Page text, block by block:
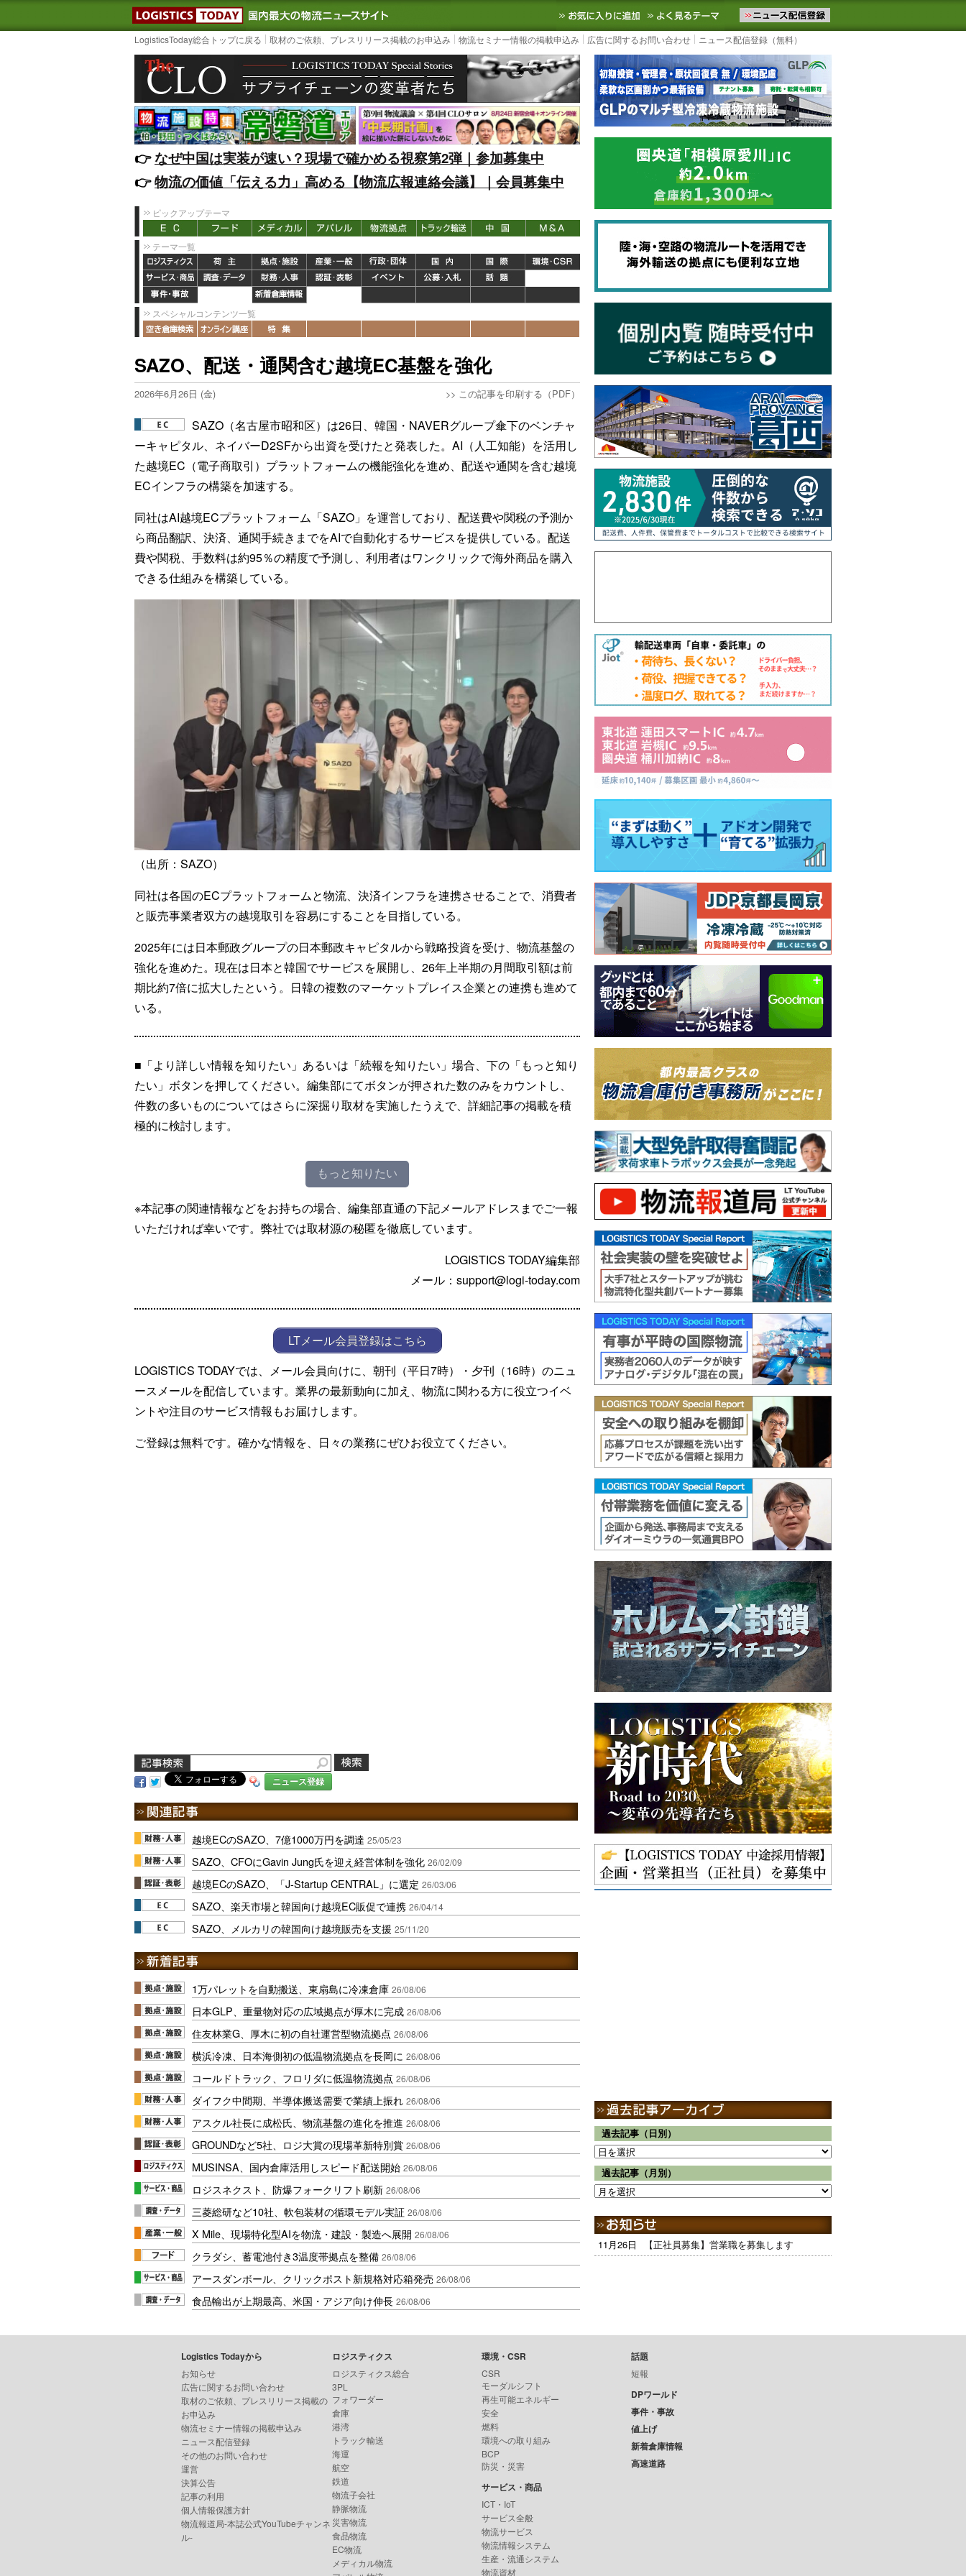
LOGISTICS TODAY｜国内最大の物流ニュースサイト3PL, SCMなど国内外の最新の物流ニュースをお届けします。物流ニュースメール配信を登録す
お気に入りに追加 よく見るテーマ
LogisticsToday総合トップに戻る 取材のご依頼、プレスリリース掲載のお申込み 物流セミナー情報の掲載申込み 広告に関するお問い合わせ ニュース配信登録（無料）
👉️なぜ中国は実装が速い？現場で確かめる視察第2弾｜参加募集中
👉️物流の価値「伝える力」高める【物流広報連絡会議】｜会員募集中
ピックアップテーマ
テーマ一覧
スペシャルコンテンツ一覧
SAZO、配送・通関含む越境EC基盤を強化
2026年6月26日 (金) >> この記事を印刷する（PDF）
SAZO（名古屋市昭和区）は26日、韓国・NAVERグループ傘下のベンチャ
ーキャピタル、ネイバーD2SFから出資を受けたと発表した。AI（人工知能）を活用し
た越境EC（電子商取引）プラットフォームの機能強化を進め、配送や通関を含む越境
ECインフラの構築を加速する。
同社はAI越境ECプラットフォーム「SAZO」を運営しており、配送費や関税の予測か
ら商品翻訳、決済、通関手続きまでをAIで自動化するサービスを提供している。配送
費や関税、手数料は約95％の精度で予測し、利用者はワンクリックで海外商品を購入
できる仕組みを構築している。
（出所：SAZO）
同社は各国のECプラットフォームと物流、決済インフラを連携させることで、消費者
と販売事業者双方の越境取引を容易にすることを目指している。
2025年には日本郵政グループの日本郵政キャピタルから戦略投資を受け、物流基盤の
強化を進めた。現在は日本と韓国でサービスを展開し、26年上半期の月間取引額は前
期比約7倍に拡大したという。日韓の複数のマーケットプレイス企業との連携も進めて
いる。
■「より詳しい情報を知りたい」あるいは「続報を知りたい」場合、下の「もっと知り
たい」ボタンを押してください。編集部にてボタンが押された数のみをカウントし、
件数の多いものについてはさらに深掘り取材を実施したうえで、詳細記事の掲載を積
極的に検討します。
もっと知りたい
※本記事の関連情報などをお持ちの場合、編集部直通の下記メールアドレスまでご一報
いただければ幸いです。弊社では取材源の秘匿を徹底しています。
LOGISTICS TODAY編集部
メール：support@logi-today.com
LTメール会員登録はこちら
LOGISTICS TODAYでは、メール会員向けに、朝刊（平日7時）・夕刊（16時）のニュ
ースメールを配信しています。業界の最新動向に加え、物流に関わる方に役立つイベ
ントや注目のサービス情報もお届けします。
ご登録は無料です。確かな情報を、日々の業務にぜひお役立てください。
ニュース登録
越境ECのSAZO、7億1000万円を調達 25/05/23
SAZO、CFOにGavin Jung氏を迎え経営体制を強化 26/02/09
越境ECのSAZO、「J-Startup CENTRAL」に選定 26/03/06
SAZO、楽天市場と韓国向け越境EC販促で連携 26/04/14
SAZO、メルカリの韓国向け越境販売を支援 25/11/20
1万パレットを自動搬送、東扇島に冷凍倉庫 26/08/06
日本GLP、重量物対応の広域拠点が厚木に完成 26/08/06
住友林業G、厚木に初の自社運営型物流拠点 26/08/06
横浜冷凍、日本海側初の低温物流拠点を長岡に 26/08/06
コールドトラック、フロリダに低温物流拠点 26/08/06
ダイフク中間期、半導体搬送需要で業績上振れ 26/08/06
アスクル社長に成松氏、物流基盤の進化を推進 26/08/06
GROUNDなど5社、ロジ大賞の現場革新特別賞 26/08/06
MUSINSA、国内倉庫活用しスピード配送開始 26/08/06
ロジスネクスト、防爆フォークリフト刷新 26/08/06
三菱総研など10社、軟包装材の循環モデル実証 26/08/06
X Mile、現場特化型AIを物流・建設・製造へ展開 26/08/06
クラダシ、蓄電池付き3温度帯拠点を整備 26/08/06
アースダンボール、クリックポスト新規格対応箱発売 26/08/06
食品輸出が上期最高、米国・アジア向け伸長 26/08/06
過去記事（日別）
過去記事（月別）
11月26日 【正社員募集】営業職を募集します
Logistics Todayから
お知らせ
広告に関するお問い合わせ
取材のご依頼、プレスリリース掲載の
お申込み
物流セミナー情報の掲載申込み
ニュース配信登録
その他のお問い合わせ
運営
決算公告
記事の利用
個人情報保護方針
物流報道局-本誌公式YouTubeチャンネ
ル-
ロジスティクス
ロジスティクス総合
3PL
フォワーダー
倉庫
港湾
トラック輸送
海運
航空
鉄道
物流子会社
静脈物流
災害物流
食品物流
EC物流
メディカル物流
環境・CSR
CSR
モーダルシフト
再生可能エネルギー
安全
燃料
環境への取り組み
BCP
防災・災害
サービス・商品
ICT・IoT
サービス全般
物流サービス
物流情報システム
生産・流通システム
物流資材
話題
短報
DPワールド
事件・事故
値上げ
新着倉庫情報
高速道路